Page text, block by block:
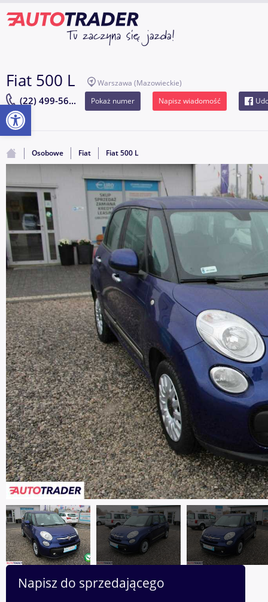
Fiat 500 L Warszawa (Mazowieckie)
(22) 499-56... Pokaż numer Napisz wiadomość
Osobowe Fiat Fiat 500 L
Napisz do sprzedającego
Otwórz pasek narzędzi